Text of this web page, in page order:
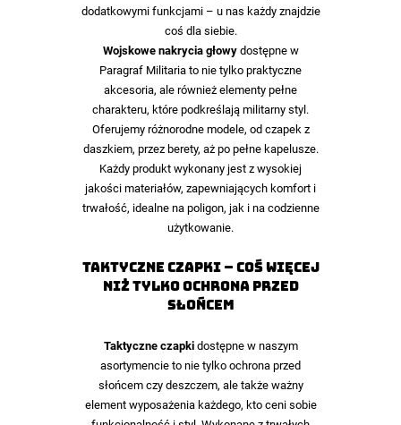
dodatkowymi funkcjami – u nas każdy znajdzie
coś dla siebie.
Wojskowe nakrycia głowydostępne w
Paragraf Militaria to nie tylko praktyczne
akcesoria, ale również elementy pełne
charakteru, które podkreślają militarny styl.
Oferujemy różnorodne modele, od czapek z
daszkiem, przez berety, aż po pełne kapelusze.
Każdy produkt wykonany jest z wysokiej
jakości materiałów, zapewniających komfort i
trwałość, idealne na poligon, jak i na codzienne
użytkowanie.
Taktyczne czapki – coś więcej
niż tylko ochrona przed
słońcem
Taktyczne czapkidostępne w naszym
asortymencie to nie tylko ochrona przed
słońcem czy deszczem, ale także ważny
element wyposażenia każdego, kto ceni sobie